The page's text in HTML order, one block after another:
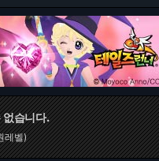
없습니다.
레벨)